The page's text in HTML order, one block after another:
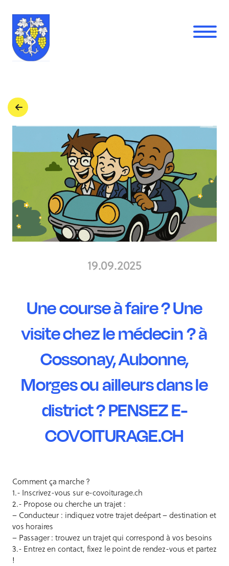
19.09.2025
Une course à faire ? Une
visite chez le médecin ? à
Cossonay, Aubonne,
Morges ou ailleurs dans le
district ? PENSEZ E-
COVOITURAGE.CH
Comment ça marche ?
1.- Inscrivez-vous sur e-covoiturage.ch
2.- Propose ou cherche un trajet :
– Conducteur : indiquez votre trajet deépart – destination et
vos horaires
– Passager : trouvez un trajet qui correspond à vos besoins
3.- Entrez en contact, fixez le point de rendez-vous et partez
!